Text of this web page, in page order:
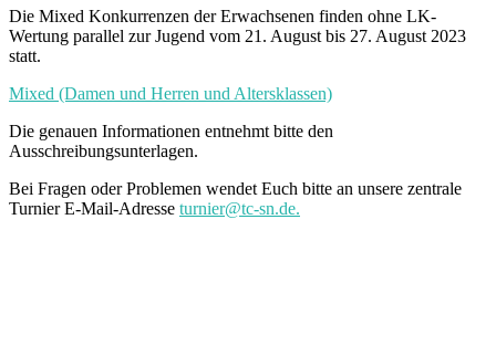
Die Mixed Konkurrenzen der Erwachsenen finden ohne LK-
Wertung parallel zur Jugend vom 21. August bis 27. August 2023
statt.
Mixed (Damen und Herren und Altersklassen)
Die genauen Informationen entnehmt bitte den
Ausschreibungsunterlagen.
Bei Fragen oder Problemen wendet Euch bitte an unsere zentrale
Turnier E-Mail-Adresse turnier@tc-sn.de.